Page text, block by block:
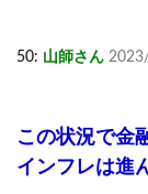
50: 山師さん
この状況で金
インフレは進